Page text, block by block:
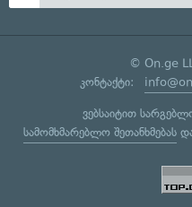
© On.ge
კონტაქტი:
ვებსაიტით
სამომხმარებლო შეთანხმებას